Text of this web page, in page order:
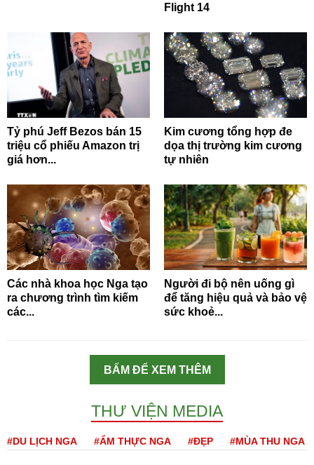
Flight 14
Tỷ phú Jeff Bezos bán 15
triệu cổ phiếu Amazon trị
giá hơn...
Kim cương tổng hợp đe
dọa thị trường kim cương
tự nhiên
Các nhà khoa học Nga tạo
ra chương trình tìm kiếm
các...
Người đi bộ nên uống gì
để tăng hiệu quả và bảo vệ
sức khoẻ...
BẤM ĐỂ XEM THÊM
THƯ VIỆN MEDIA
#DU LỊCH NGA #ẨM THỰC NGA #ĐẸP #MÙA THU NGA